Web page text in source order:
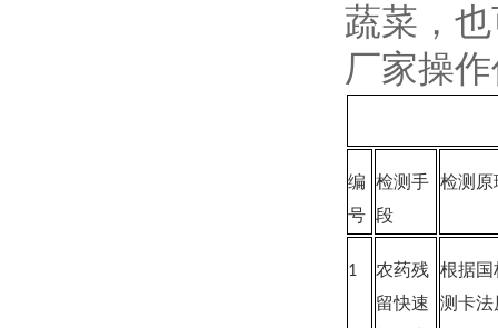
蔬菜，
厂家操
编
号
检测手
段
检测原
1
农药残
留快速
根据国
测卡法